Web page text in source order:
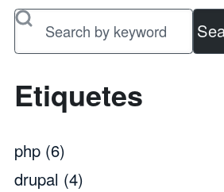
Search
Etiquetes
php (6)
drupal (4)